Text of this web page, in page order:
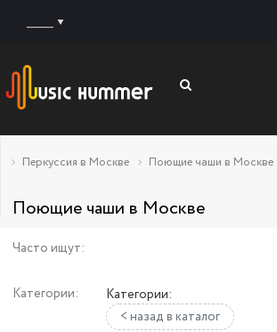
Перкуссия в Москве Поющие чаши в Москве
Поющие чаши в Москве
Часто ищут:
Категории:
Категории:
< назад в каталог